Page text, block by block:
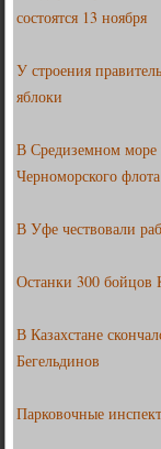
состоятся 13 ноября
У строения
яблоки
В Средиземном море
Черноморского флота
В Уфе чествовали
Останки 300 бойцов
В Казахстане
Бегельдинов
Парковочные